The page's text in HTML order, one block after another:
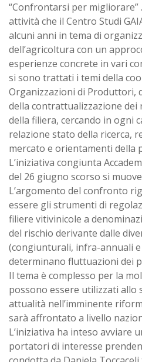
“Confrontarsi per
attività che il Centro Studi
alcuni anni in tema di
dell’agricoltura con un
esperienze concrete in vari
si sono trattati i temi della
Organizzazioni di Produttori,
della contrattualizzazione
della filiera, cercando in ogni
relazione stato della ricerca,
mercato e orientamenti della
L’iniziativa congiunta
del 26 giugno scorso si
L’argomento del confronto
essere gli strumenti di
filiere vitivinicole a
del rischio derivante dalle
(congiunturali, infra-annuali e
determinano fluttuazioni dei
Il tema è complesso per la
possono essere utilizzati allo
attualità nell’imminente
sarà affrontato a livello
L’iniziativa ha inteso avviare
portatori di interesse